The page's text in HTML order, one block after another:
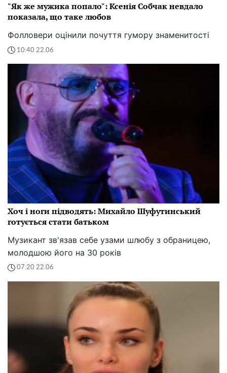
"Як же мужика попало": Ксенія Собчак невдало
показала, що таке любов
Фолловери оцінили почуття гумору знаменитості
10:40 22.06
Хоч і ноги підводять: Михайло Шуфутинський
готується стати батьком
Музикант зв'язав себе узами шлюбу з обраницею,
молодшою його на 30 років
07:20 22.06